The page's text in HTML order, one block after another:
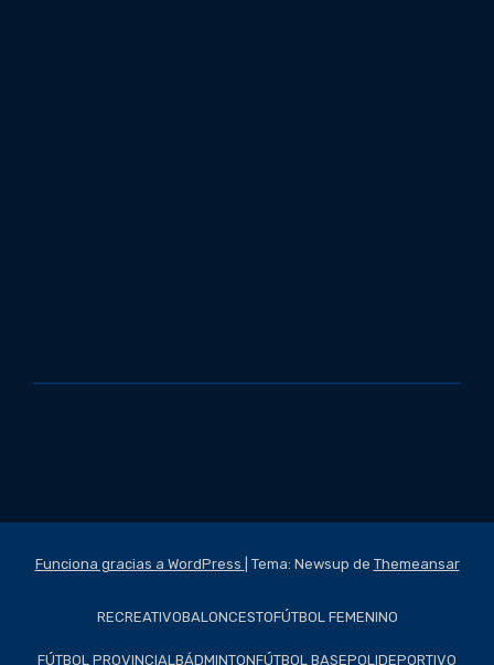
Funciona gracias a WordPress Tema: Newsup de Themeansar
RECREATIVOBALONCESTOFÚTBOL FEMENINO
FÚTBOL PROVINCIALBÁDMINTONFÚTBOL BASEPOLIDEPORTIVO